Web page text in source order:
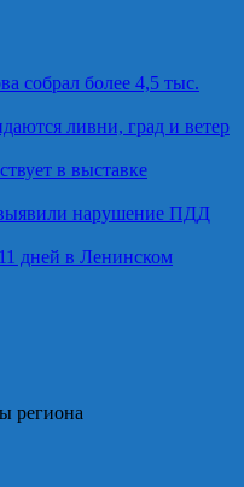
собрал более 4,5 тыс.
ливни, град и ветер
в выставке
нарушение ПДД
дней в Ленинском
региона